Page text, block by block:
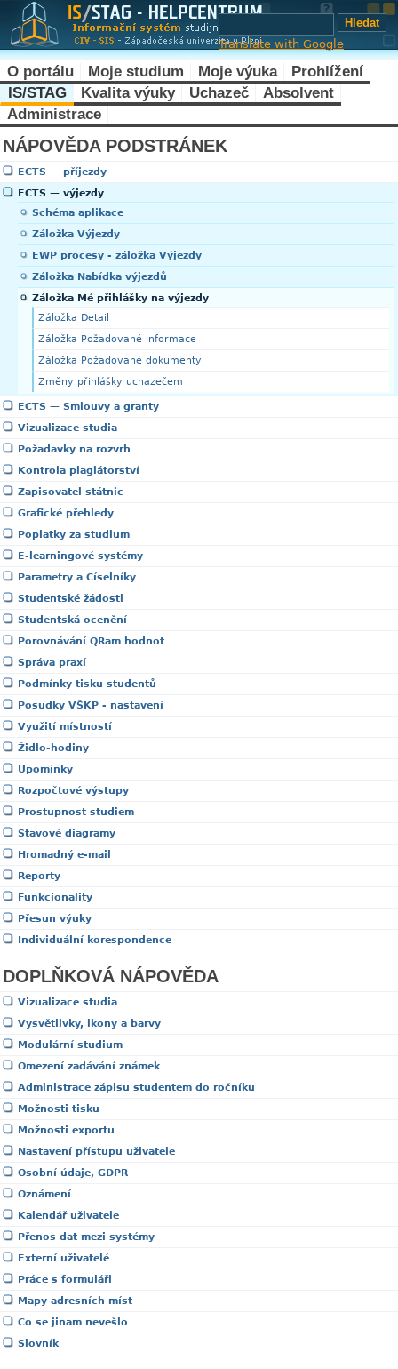
Translate with Google
O portálu Moje studium Moje výuka
Prohlížení
IS/STAG
Kvalita výuky Uchazeč
Absolvent
Administrace
NÁPOVĚDA PODSTRÁNEK
ECTS — příjezdy
ECTS — výjezdy
Schéma aplikace
Záložka Výjezdy
EWP procesy - záložka Výjezdy
Záložka Nabídka výjezdů
Záložka Mé přihlášky na výjezdy
Záložka Detail
Záložka Požadované informace
Záložka Požadované dokumenty
Změny přihlášky uchazečem
ECTS — Smlouvy a granty
Vizualizace studia
Požadavky na rozvrh
Kontrola plagiátorství
Zapisovatel státnic
Grafické přehledy
Poplatky za studium
E-learningové systémy
Parametry a Číselníky
Studentské žádosti
Studentská ocenění
Porovnávání QRam hodnot
Správa praxí
Podmínky tisku studentů
Posudky VŠKP - nastavení
Využití místností
Židlo-hodiny
Upomínky
Rozpočtové výstupy
Prostupnost studiem
Stavové diagramy
Hromadný e-mail
Reporty
Funkcionality
Přesun výuky
Individuální korespondence
DOPLŇKOVÁ NÁPOVĚDA
Vizualizace studia
Vysvětlivky, ikony a barvy
Modulární studium
Omezení zadávání známek
Administrace zápisu studentem do ročníku
Možnosti tisku
Možnosti exportu
Nastavení přístupu uživatele
Osobní údaje, GDPR
Oznámení
Kalendář uživatele
Přenos dat mezi systémy
Externí uživatelé
Práce s formuláři
Mapy adresních míst
Co se jinam nevešlo
Slovník